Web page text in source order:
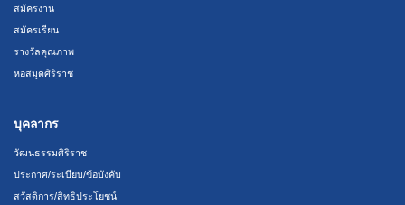
สมัครงาน
สมัครเรียน
รางวัลคุณภาพ
หอสมุดศิริราช
บุคลากร
วัฒนธรรมศิริราช
ประกาศ/ระเบียบ/ข้อบังคับ
สวัสดิการ/สิทธิประโยชน์